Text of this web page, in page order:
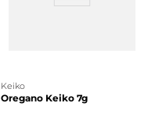
keiko
Oregano Keiko 7g